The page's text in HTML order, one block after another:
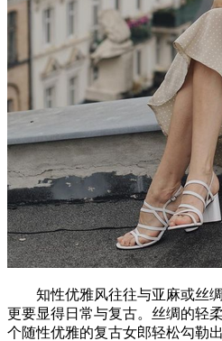
知性优雅风往往与亚麻或丝绸
更要显得日常与复古。丝绸的轻
个随性优雅的复古女郎轻松勾勒出